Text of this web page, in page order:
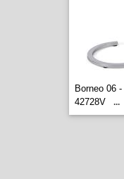
Borneo 06 -
42728V
...